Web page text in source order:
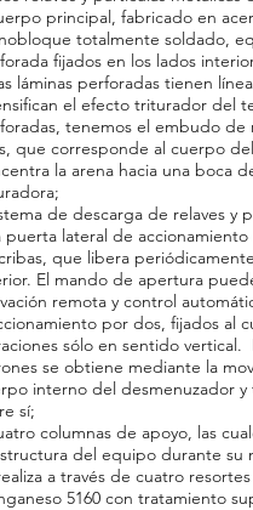
principal, fabricado en
totalmente soldado,
fijados en los lados
láminas perforadas tienen
el efecto triturador del
tenemos el embudo
que corresponde al cuerpo
la arena hacia una boca
de descarga de relaves y
puerta lateral de
que libera
El mando de apertura
remota y control
por dos, fijados al
sólo en sentido
se obtiene mediante la
interno del desmenuzador
sí;
columnas de apoyo, las
del equipo durante su
a través de cuatro
5160 con tratamiento